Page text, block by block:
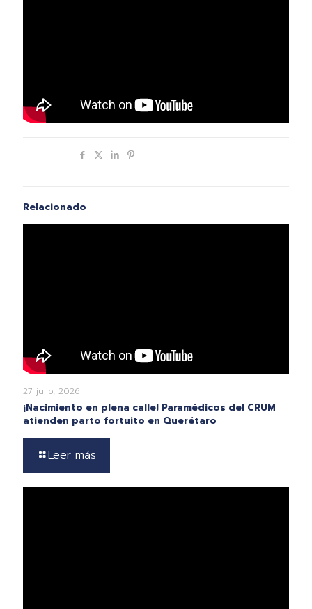
Relacionado
27 julio, 2026
¡Nacimiento en plena calle! Paramédicos del CRUM
atienden parto fortuito en Querétaro
Leer más